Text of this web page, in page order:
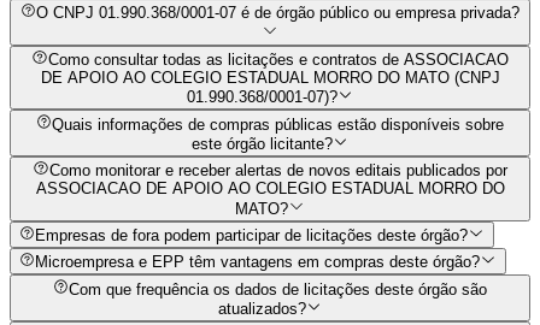
O CNPJ 01.990.368/0001-07 é de órgão público ou empresa privada?
Como consultar todas as licitações e contratos de ASSOCIACAO
DE APOIO AO COLEGIO ESTADUAL MORRO DO MATO (CNPJ
01.990.368/0001-07)?
Quais informações de compras públicas estão disponíveis sobre
este órgão licitante?
Como monitorar e receber alertas de novos editais publicados por
ASSOCIACAO DE APOIO AO COLEGIO ESTADUAL MORRO DO
MATO?
Empresas de fora podem participar de licitações deste órgão?
Microempresa e EPP têm vantagens em compras deste órgão?
Com que frequência os dados de licitações deste órgão são
atualizados?